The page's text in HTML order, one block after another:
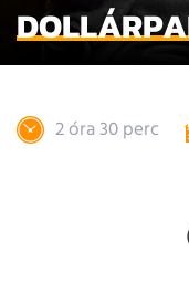
2 óra 30 perc